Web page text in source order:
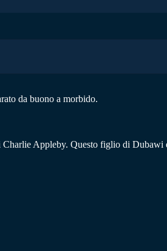
da buono a morbido.
Appleby. Questo figlio di Dubawi